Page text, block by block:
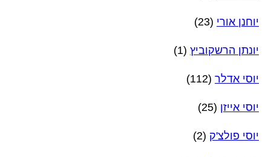
יוחנן אורי (23)
יונתן הרשקוביץ (1)
יוסי אדלר (112)
יוסי אייזן (25)
יוסי פולצ'ק (2)